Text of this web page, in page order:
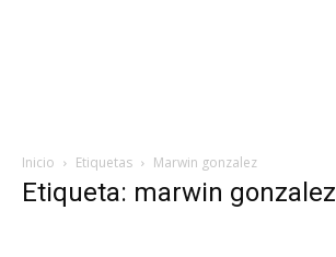
Inicio Etiquetas Marwin gonzalez
Etiqueta: marwin gonzalez